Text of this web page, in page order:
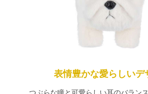
表情豊かな愛らしいデ